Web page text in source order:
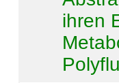
ihren